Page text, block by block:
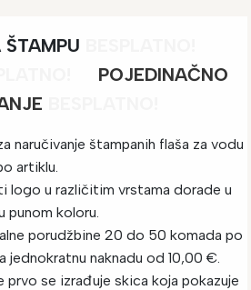
ŠTAMPU
POJEDINAČNO
naručivanje štampanih flaša za vodu
artiklu.
logo u različitim vrstama dorade u
punom koloru.
porudžbine 20 do 50 komada po
jednokratnu naknadu od 10,00 €.
prvo se izrađuje skica koja pokazuje